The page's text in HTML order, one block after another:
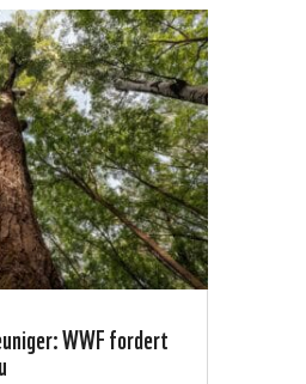
WWF fordert